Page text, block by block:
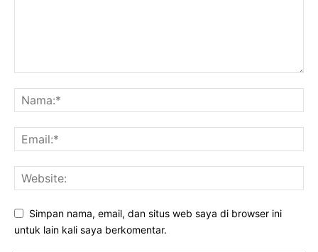
Simpan nama, email, dan situs web saya di browser ini
untuk lain kali saya berkomentar.